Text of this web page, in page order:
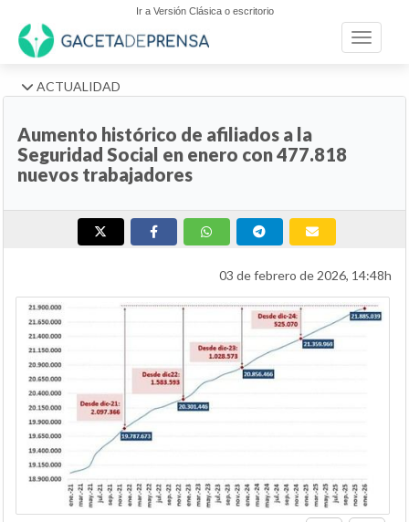
Ir a Versión Clásica o escritorio
Toggle
ACTUALIDAD
Aumento histórico de afiliados a la
Seguridad Social en enero con 477.818
nuevos trabajadores
03 de febrero de 2026, 14:48h